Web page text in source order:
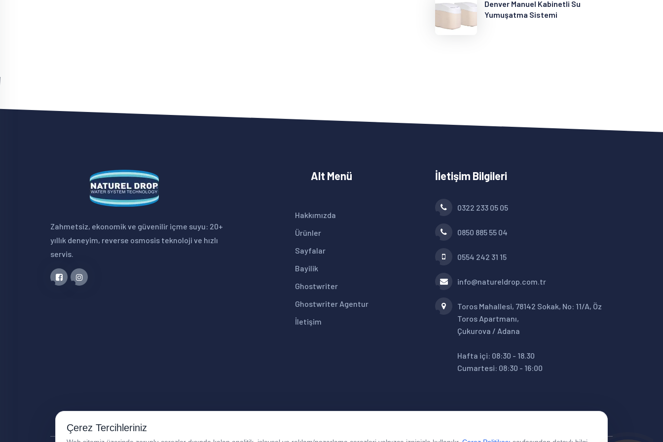
Denver Manuel Kabinetli Su
Yumuşatma Sistemi
Zahmetsiz, ekonomik ve güvenilir içme suyu: 20+
yıllık deneyim, reverse osmosis teknoloji ve hızlı
servis.
Alt Menü
Hakkımızda
Ürünler
Sayfalar
Bayilik
Ghostwriter
Ghostwriter Agentur
İletişim
İletişim Bilgileri
0322 233 05 05
0850 885 55 04
0554 242 31 15
info@natureldrop.com.tr
Toros Mahallesi, 78142 Sokak, No: 11/A, Öz
Toros Apartmanı,
Çukurova / Adana
Hafta içi: 08:30 - 18.30
Cumartesi: 08:30 - 16:00
Çerez Tercihleriniz